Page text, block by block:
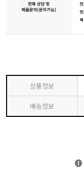
상품정보
배송정보